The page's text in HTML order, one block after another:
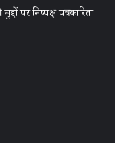
पर निष्पक्ष पत्रकारिता